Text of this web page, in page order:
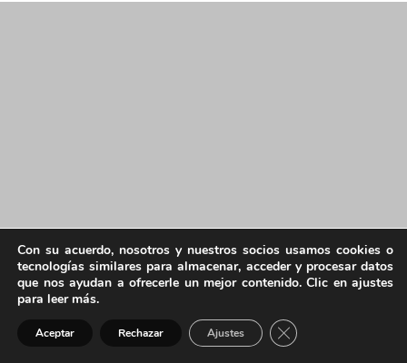
Con su acuerdo, nosotros y nuestros socios usamos cookies o
tecnologías similares para almacenar, acceder y procesar datos
que nos ayudan a ofrecerle un mejor contenido. Clic en ajustes
para leer más.
Aceptar Rechazar Ajustes Cerrar el banner de